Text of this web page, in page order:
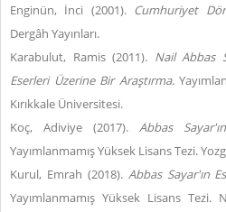
Enginün, İnci (2001). Cumhuriyet
Dergâh Yayınları.
Karabulut, Ramis (2011). Nail Abbas
Eserleri Üzerine Bir Araştırma.
Kırıkkale Üniversitesi.
Koç, Adiviye (2017). Abbas
Yayımlanmamış Yüksek Lisans Tezi.
Kurul, Emrah (2018). Abbas Sayar'ın
Yayımlanmamış Yüksek Lisans